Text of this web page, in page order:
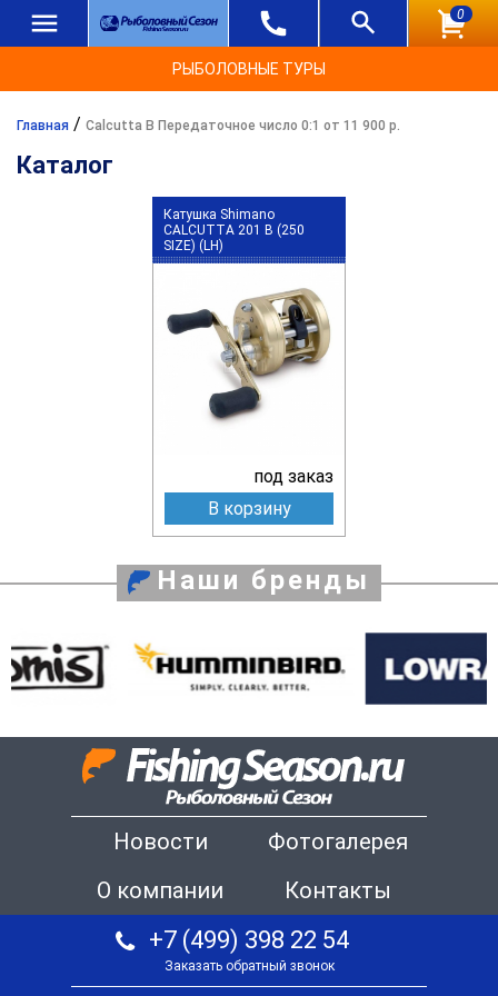
0
РЫБОЛОВНЫЕ ТУРЫ
Главная / Calcutta B Передаточное число 0:1 от 11 900 р.
Каталог
Катушка Shimano
CALCUTTA 201 B (250
SIZE) (LH)
под заказ
В корзину
Наши бренды
Новости
Фотогалерея
О компании
Контакты
+7 (499) 398 22 54
Заказать обратный звонок